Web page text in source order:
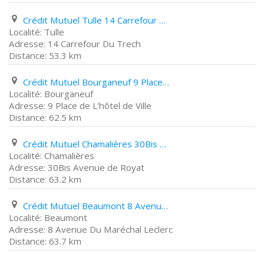
Crédit Mutuel Tulle 14 Carrefour Du Trech
Tulle
14 Carrefour Du Trech
53.3 km
Crédit Mutuel Bourganeuf 9 Place de L'hôtel de Ville
Bourganeuf
9 Place de L'hôtel de Ville
62.5 km
Crédit Mutuel Chamalières 30Bis Avenue de Royat
Chamalières
30Bis Avenue de Royat
63.2 km
Crédit Mutuel Beaumont 8 Avenue Du Maréchal Leclerc
Beaumont
8 Avenue Du Maréchal Leclerc
63.7 km